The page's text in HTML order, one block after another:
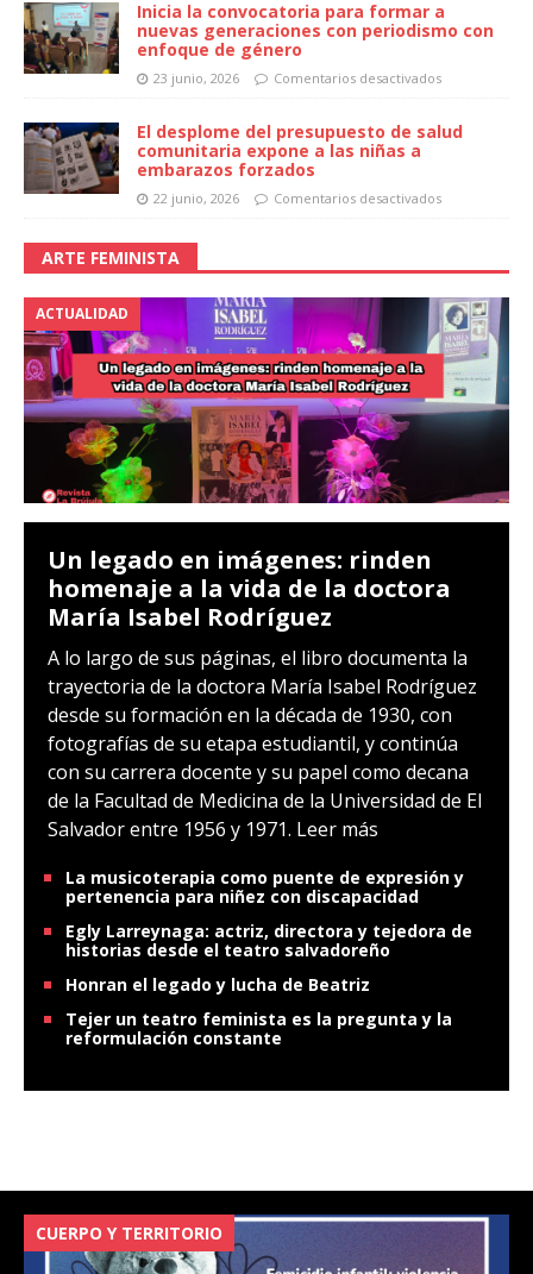
Inicia la convocatoria para formar a
nuevas generaciones con periodismo con
enfoque de género
23 junio, 2026 Comentarios desactivados
El desplome del presupuesto de salud
comunitaria expone a las niñas a
embarazos forzados
22 junio, 2026 Comentarios desactivados
ARTE FEMINISTA
ACTUALIDAD
Un legado en imágenes: rinden
homenaje a la vida de la doctora
María Isabel Rodríguez
A lo largo de sus páginas, el libro documenta la
trayectoria de la doctora María Isabel Rodríguez
desde su formación en la década de 1930, con
fotografías de su etapa estudiantil, y continúa
con su carrera docente y su papel como decana
de la Facultad de Medicina de la Universidad de El
Salvador entre 1956 y 1971. Leer más
La musicoterapia como puente de expresión y
pertenencia para niñez con discapacidad
Egly Larreynaga: actriz, directora y tejedora de
historias desde el teatro salvadoreño
Honran el legado y lucha de Beatriz
Tejer un teatro feminista es la pregunta y la
reformulación constante
CUERPO Y TERRITORIO